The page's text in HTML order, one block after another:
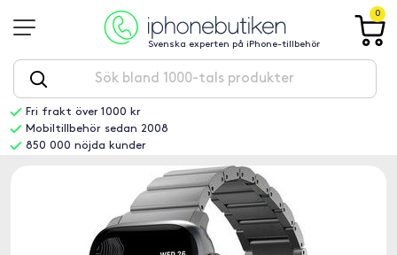
Svenska experten på iPhone-tillbehör
0
Fri frakt över 1000 kr
Mobiltillbehör sedan 2008
850 000 nöjda kunder